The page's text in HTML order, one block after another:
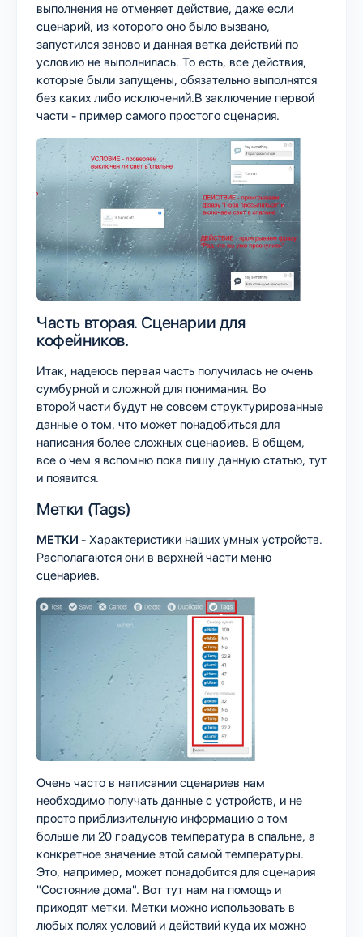
выполнения не отменяет действие, даже если
сценарий, из которого оно было вызвано,
запустился заново и данная ветка действий по
условию не выполнилась. То есть, все действия,
которые были запущены, обязательно выполнятся
без каких либо исключений.В заключение первой
части - пример самого простого сценария.
Часть вторая. Сценарии для
кофейников.
Итак, надеюсь первая часть получилась не очень
сумбурной и сложной для понимания. Во
второй части будут не совсем структурированные
данные о том, что может понадобиться для
написания более сложных сценариев. В общем,
все о чем я вспомню пока пишу данную статью, тут
и появится.
Метки (Tags)
МЕТКИ - Характеристики наших умных устройств.
Располагаются они в верхней части меню
сценариев.
Очень часто в написании сценариев нам
необходимо получать данные с устройств, и не
просто приблизительную информацию о том
больше ли 20 градусов температура в спальне, а
конкретное значение этой самой температуры.
Это, например, может понадобится для сценария
"Состояние дома". Вот тут нам на помощь и
приходят метки. Метки можно использовать в
любых полях условий и действий куда их можно